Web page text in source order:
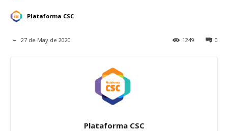
Plataforma CSC
27 de May de 2020 0
1249
Plataforma CSC